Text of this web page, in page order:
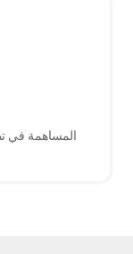
المساهمة في